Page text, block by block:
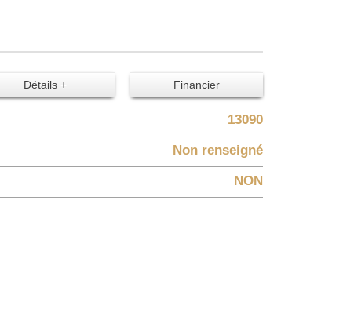
Détails + Financier
13090
Non renseigné
NON